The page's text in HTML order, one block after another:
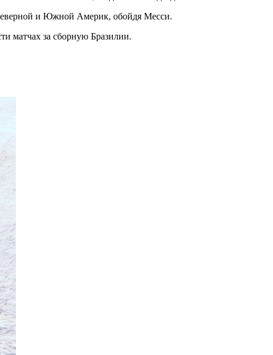
и Южной Америк, обойдя Месси.
матчах за сборную Бразилии.